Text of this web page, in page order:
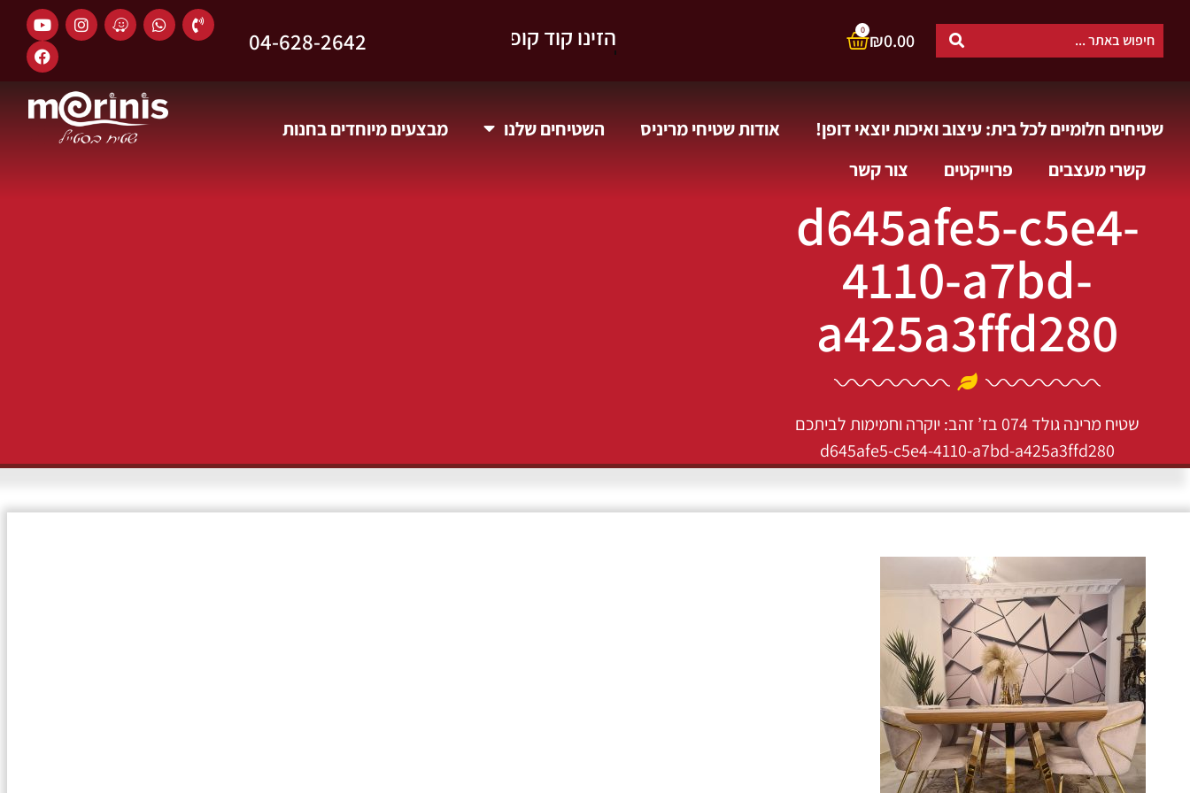
₪0.00
0 וקבלו 10% הנחה. 04-628-2642
שטיחים חלומיים לכל בית: עיצוב ואיכות יוצאי דופן! אודות שטיחי מריניס השטיחים שלנו
מבצעים מיוחדים בחנות
קשרי מעצבים
פרוייקטים צור קשר
d645afe5-c5e4-
4110-a7bd-
a425a3ffd280
שטיח מרינה גולד 074 בז’ זהב: יוקרה וחמימות לביתכם
d645afe5-c5e4-4110-a7bd-a425a3ffd280